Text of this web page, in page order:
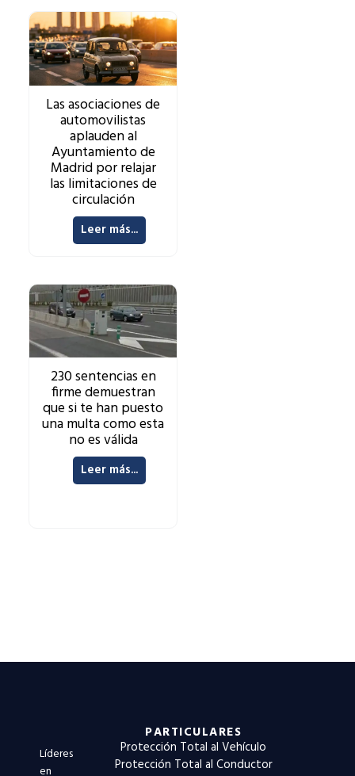
Las asociaciones de
automovilistas
aplauden al
Ayuntamiento de
Madrid por relajar
las limitaciones de
circulación
Leer más...
230 sentencias en
firme demuestran
que si te han puesto
una multa como esta
no es válida
Leer más...
Líderes
en
PARTICULARES
Protección Total al Vehículo
Protección Total al Conductor